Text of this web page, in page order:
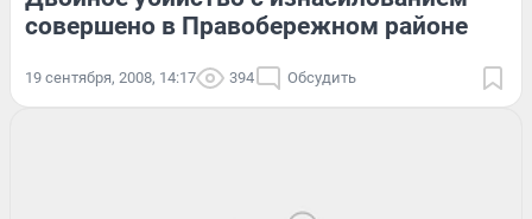
совершено в Правобережном районе
19 сентября, 2008, 14:17 394 Обсудить